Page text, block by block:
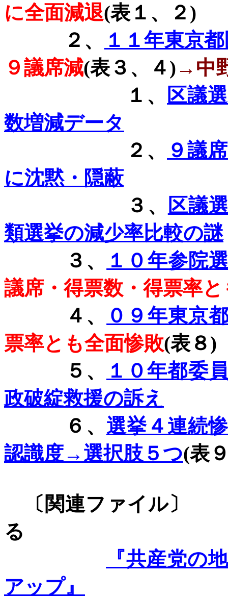
に全面減退(表１、２ )
２、
１１年東京
９議席減(表３、４) →中
１、
区議
数増減データ
２、
９議
に沈黙・隠蔽
３、
区議
類選挙の減少率比較の謎
３、
１０年参院
議席・得票数・得票率
４、
０９年東京
票率とも全面惨敗(表８)
５、
１０年都委
政破綻救援の訴え
６、 選挙４連続
認識度→選択肢５つ(表
〔関連フ
る
『共産党の
アップ』